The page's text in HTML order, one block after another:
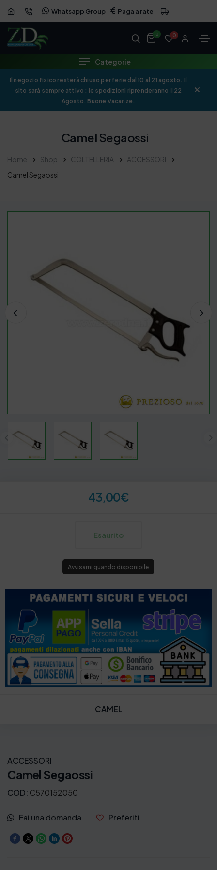
Whatsapp Group Paga a rate
0 0
Categorie
Il negozio fisico resterà chiuso per ferie dal 10 al 21 agosto. Il
sito sarà sempre attivo : le spedizioni riprenderanno il 22
Agosto. Buone Vacanze.
Camel Segaossi
Home Shop COLTELLERIA
ACCESSORI
Camel Segaossi
43,00€
Esaurito
Avvisami quando disponibile
CAMEL
ACCESSORI
Camel Segaossi
COD: C570152050
Fai una domanda Preferiti